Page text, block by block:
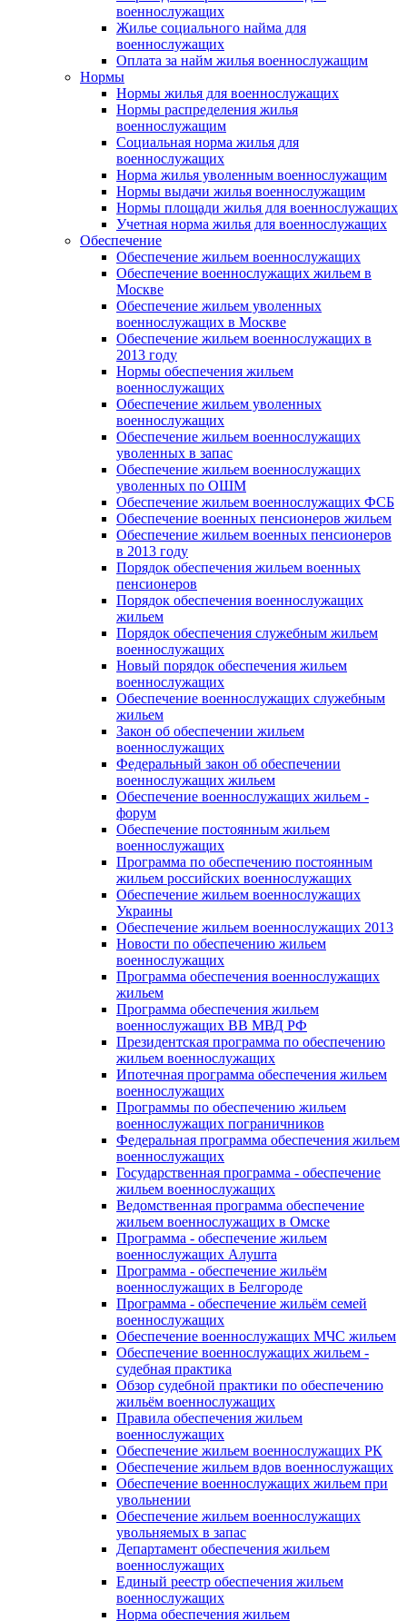
военнослужащих
Жилье социального найма для
военнослужащих
Оплата за найм жилья военнослужащим
Нормы
Нормы жилья для военнослужащих
Нормы распределения жилья
военнослужащим
Социальная норма жилья для
военнослужащих
Норма жилья уволенным военнослужащим
Нормы выдачи жилья военнослужащим
Нормы площади жилья для военнослужащих
Учетная норма жилья для военнослужащих
Обеспечение
Обеспечение жильем военнослужащих
Обеспечение военнослужащих жильем в
Москве
Обеспечение жильем уволенных
военнослужащих в Москве
Обеспечение жильем военнослужащих в
2013 году
Нормы обеспечения жильем
военнослужащих
Обеспечение жильем уволенных
военнослужащих
Обеспечение жильем военнослужащих
уволенных в запас
Обеспечение жильем военнослужащих
уволенных по ОШМ
Обеспечение жильем военнослужащих ФСБ
Обеспечение военных пенсионеров жильем
Обеспечение жильем военных пенсионеров
в 2013 году
Порядок обеспечения жильем военных
пенсионеров
Порядок обеспечения военнослужащих
жильем
Порядок обеспечения служебным жильем
военнослужащих
Новый порядок обеспечения жильем
военнослужащих
Обеспечение военнослужащих служебным
жильем
Закон об обеспечении жильем
военнослужащих
Федеральный закон об обеспечении
военнослужащих жильем
Обеспечение военнослужащих жильем -
форум
Обеспечение постоянным жильем
военнослужащих
Программа по обеспечению постоянным
жильем российских военнослужащих
Обеспечение жильем военнослужащих
Украины
Обеспечение жильем военнослужащих 2013
Новости по обеспечению жильем
военнослужащих
Программа обеспечения военнослужащих
жильем
Программа обеспечения жильем
военнослужащих ВВ МВД РФ
Президентская программа по обеспечению
жильем военнослужащих
Ипотечная программа обеспечения жильем
военнослужащих
Программы по обеспечению жильем
военнослужащих пограничников
Федеральная программа обеспечения жильем
военнослужащих
Государственная программа - обеспечение
жильем военнослужащих
Ведомственная программа обеспечение
жильем военнослужащих в Омске
Программа - обеспечение жильем
военнослужащих Алушта
Программа - обеспечение жильём
военнослужащих в Белгороде
Программа - обеспечение жильём семей
военнослужащих
Обеспечение военнослужащих МЧС жильем
Обеспечение военнослужащих жильем -
судебная практика
Обзор судебной практики по обеспечению
жильём военнослужащих
Правила обеспечения жильем
военнослужащих
Обеспечение жильем военнослужащих РК
Обеспечение жильем вдов военнослужащих
Обеспечение военнослужащих жильем при
увольнении
Обеспечение жильем военнослужащих
увольняемых в запас
Департамент обеспечения жильем
военнослужащих
Единый реестр обеспечения жильем
военнослужащих
Норма обеспечения жильем